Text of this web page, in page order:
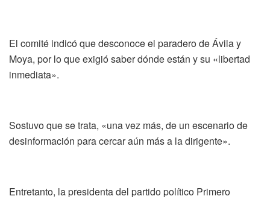
El comité indicó que desconoce el paradero de Ávila y
Moya, por lo que exigió saber dónde están y su «libertad
inmediata».
Sostuvo que se trata, «una vez más, de un escenario de
desinformación para cercar aún más a la dirigente».
Entretanto, la presidenta del partido político Primero